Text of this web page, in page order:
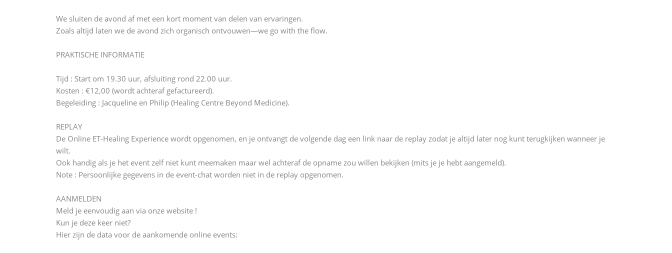
We sluiten de avond af met een kort moment van delen van ervaringen.
Zoals altijd laten we de avond zich organisch ontvouwen—we go with the flow.
PRAKTISCHE INFORMATIE
Tijd : Start om 19.30 uur, afsluiting rond 22.00 uur.
Kosten : €12,00 (wordt achteraf gefactureerd).
Begeleiding : Jacqueline en Philip (Healing Centre Beyond Medicine).
REPLAY
De Online ET-Healing Experience wordt opgenomen, en je ontvangt de volgende dag een link naar de replay zodat je altijd later nog kunt terugkijken wanneer je
wilt.
Ook handig als je het event zelf niet kunt meemaken maar wel achteraf de opname zou willen bekijken (mits je je hebt aangemeld).
Note : Persoonlijke gegevens in de event-chat worden niet in de replay opgenomen.
AANMELDEN
Meld je eenvoudig aan via onze website !
Kun je deze keer niet?
Hier zijn de data voor de aankomende online events: